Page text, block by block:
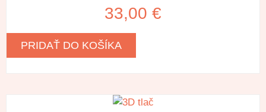
33,00 €
PRIDAŤ DO KOŠÍKA